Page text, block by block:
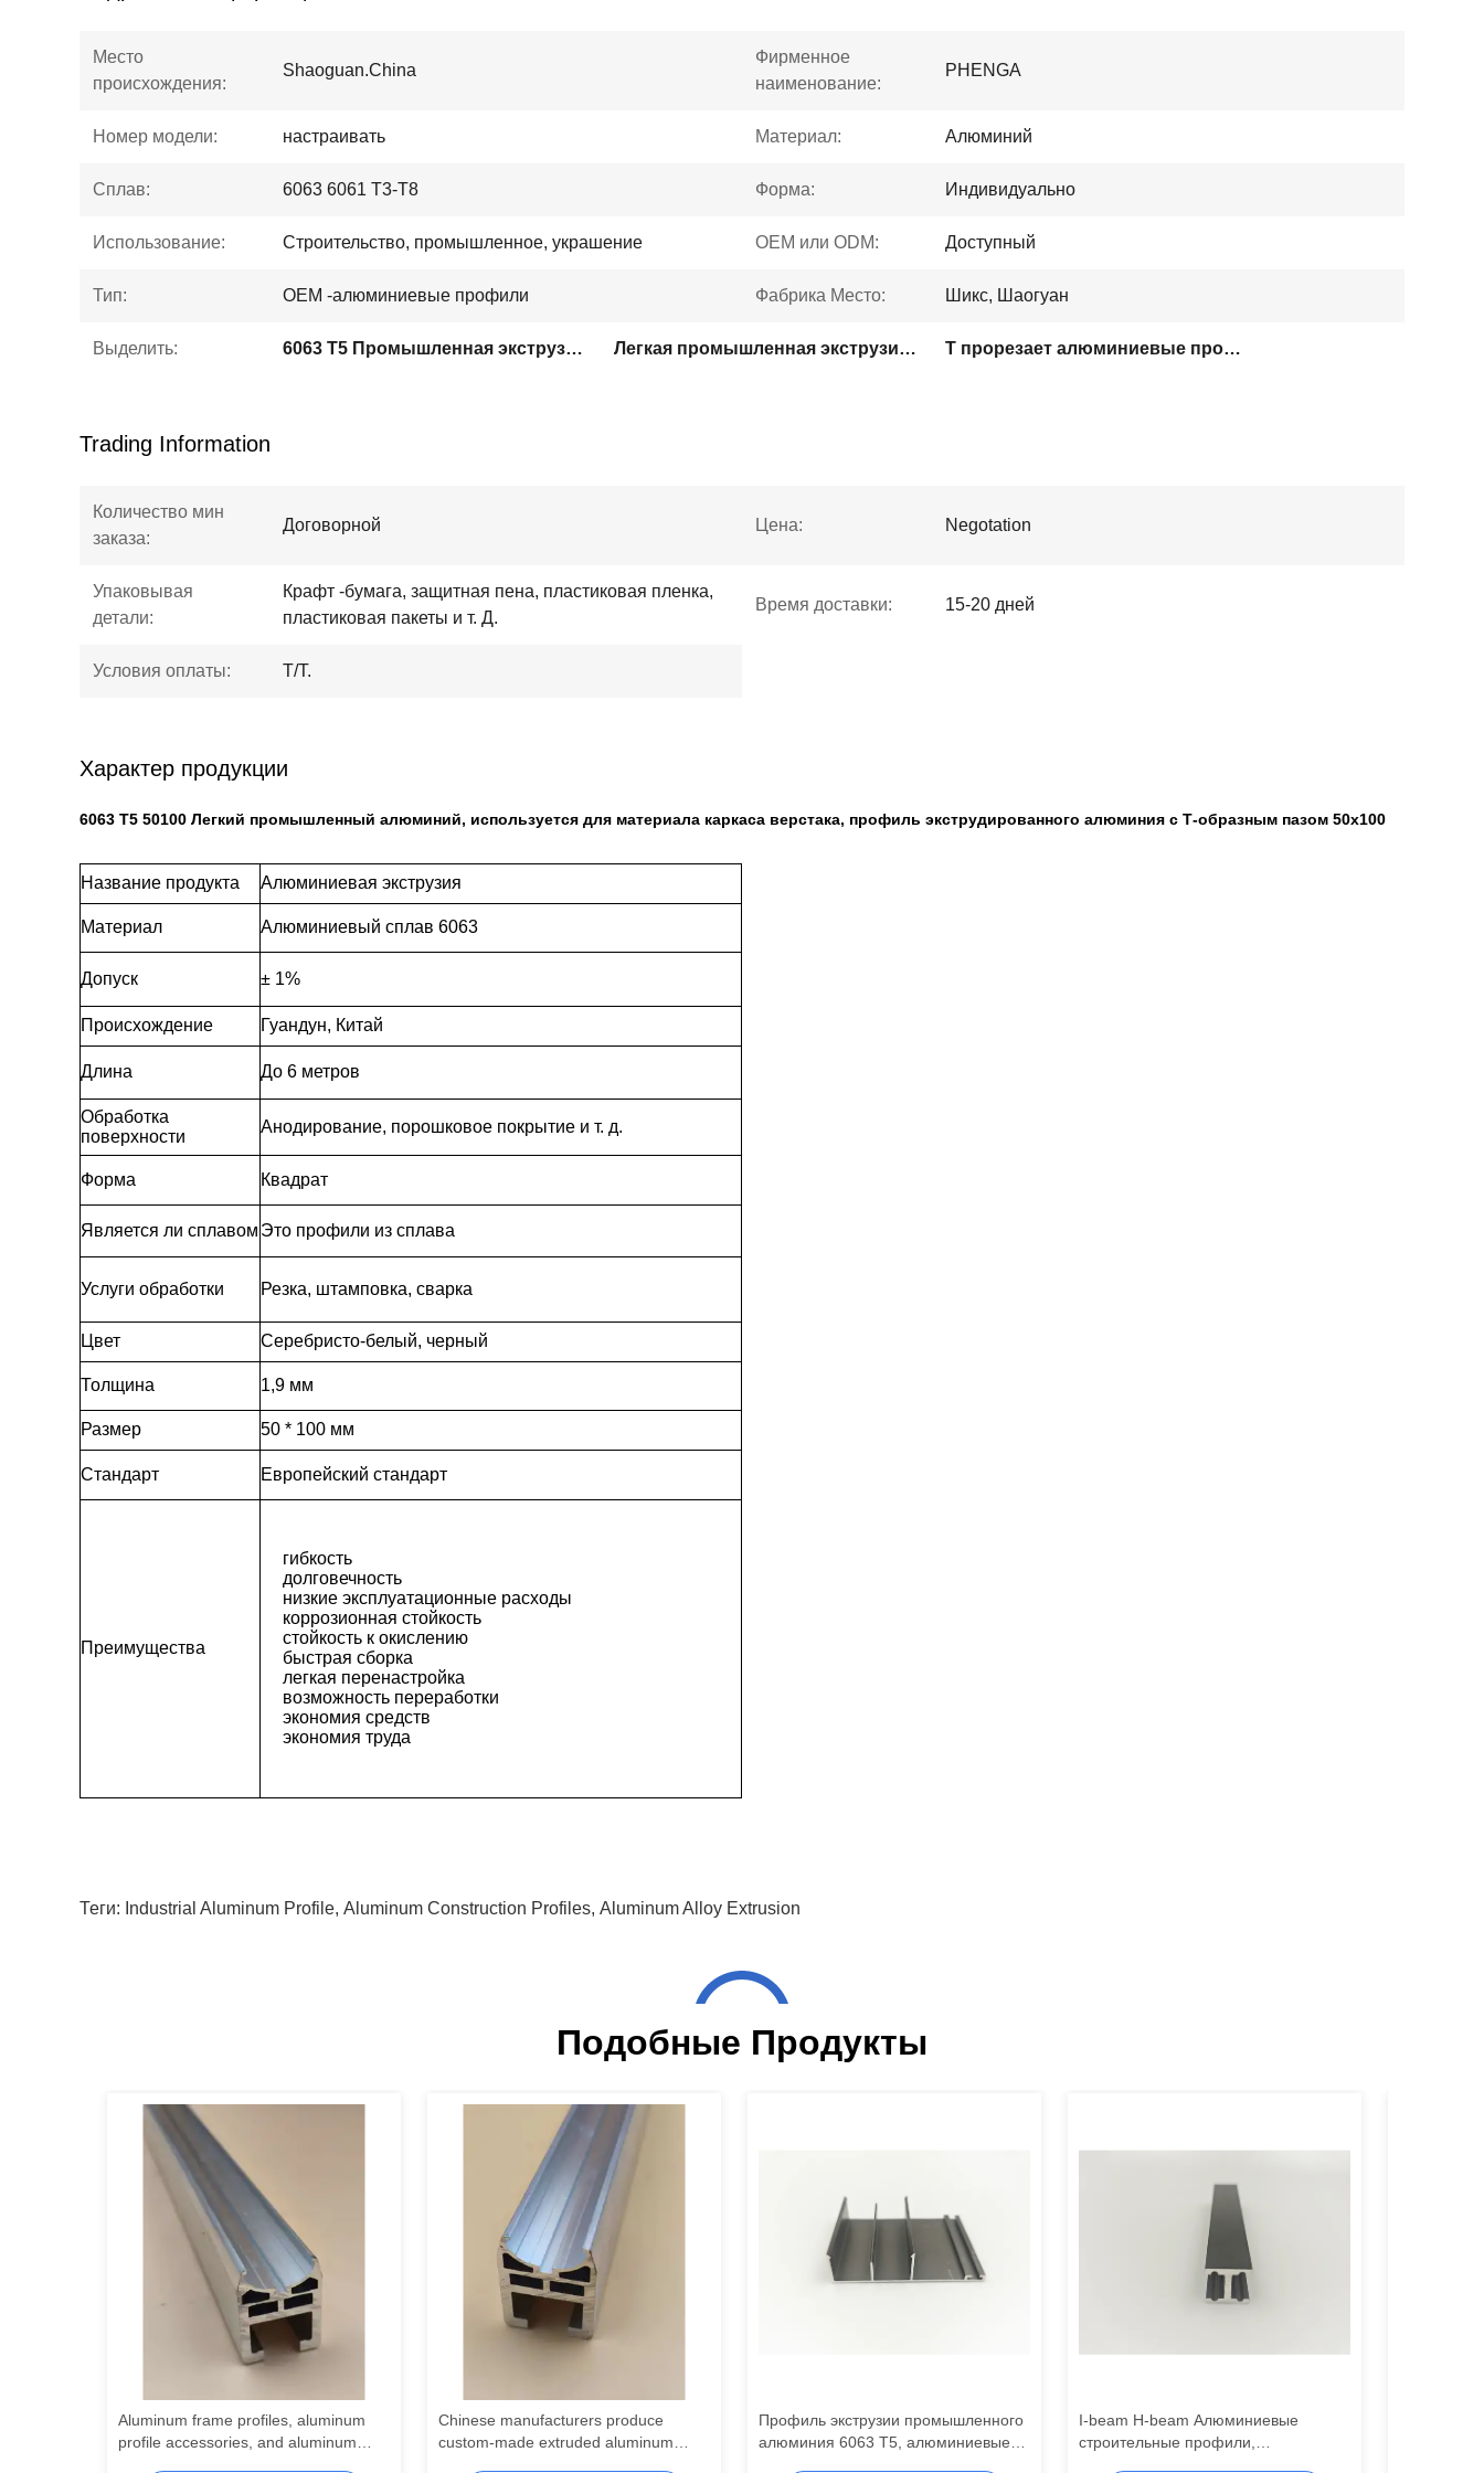
Место
происхождения:
Shaoguan.China
Фирменное
наименование:
PHENGA
Номер модели: настраивать Материал: Алюминий
Сплав: 6063 6061 T3-T8 Форма: Индивидуально
Использование: Строительство, промышленное, украшение OEM или ODM: Доступный
Тип: OEM -алюминиевые профили Фабрика Место: Шикс, Шаогуан
Выделить: 6063 T5 Промышленная экструзия алюминия Легкая промышленная экструзия алюминия T прорезает алюминиевые профили штранг-прессования
Trading Information
Количество мин
заказа:
Договорной Цена: Negotation
Упаковывая
детали:
Крафт -бумага, защитная пена, пластиковая пленка,
пластиковая пакеты и т. Д.
Время доставки: 15-20 дней
Условия оплаты: T/T.
Характер продукции
6063 T5 50100 Легкий промышленный алюминий, используется для материала каркаса верстака, профиль экструдированного алюминия с Т-образным пазом 50x100
Название продукта Алюминиевая экструзия
Материал Алюминиевый сплав 6063
Допуск ± 1%
Происхождение Гуандун, Китай
Длина До 6 метров
Обработка
поверхности
Анодирование, порошковое покрытие и т. д.
Форма Квадрат
Является ли сплавом Это профили из сплава
Услуги обработки Резка, штамповка, сварка
Цвет Серебристо-белый, черный
Толщина 1,9 мм
Размер 50 * 100 мм
Стандарт Европейский стандарт
Преимущества
гибкость
долговечность
низкие эксплуатационные расходы
коррозионная стойкость
стойкость к окислению
быстрая сборка
легкая перенастройка
возможность переработки
экономия средств
экономия труда
Теги: Industrial Aluminum Profile, Aluminum Construction Profiles, Aluminum Alloy Extrusion
Подобные Продукты
Aluminum frame profiles, aluminum
profile accessories, and aluminum
Chinese manufacturers produce
custom-made extruded aluminum
Профиль экструзии промышленного
алюминия 6063 T5, алюминиевые
I-beam H-beam Алюминиевые
строительные профили,